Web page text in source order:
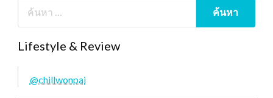
Lifestyle & Review
@chillwonpai